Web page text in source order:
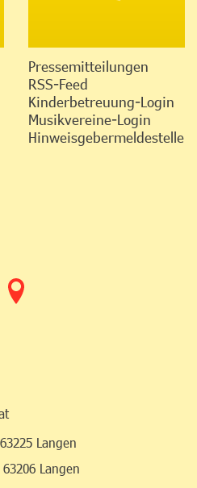
Pressemitteilungen
RSS-Feed
Kinderbetreuung-Login
Musikvereine-Login
Hinweisgebermeldestelle
63225 Langen
Langen